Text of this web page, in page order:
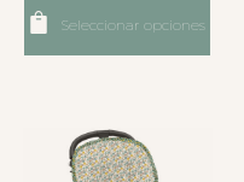
Seleccionar opciones